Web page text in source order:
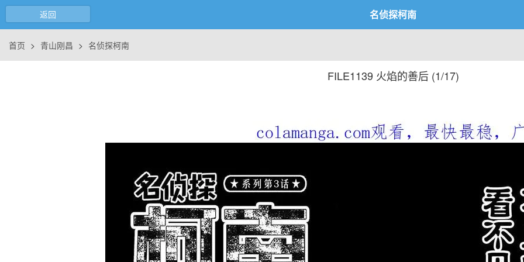
返回 名侦探柯南
首页 > 青山刚昌 > 名侦探柯南
FILE1139 火焰的善后 (1/17)